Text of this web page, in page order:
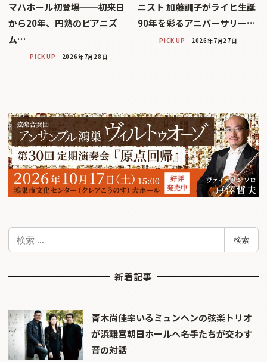
マハホール初登場──初来日
から20年、円熟のピアニズ
ム…
PICK UP 2026年7月28日
ニスト 加藤訓子がライヒ生誕
90年を彩るアニバーサリー…
PICK UP 2026年7月27日
検
検索
新着記事
青木尚佳率いるミュンヘンの弦楽トリオ
が浜離宮朝日ホールへ――名手たちが交わす
音の対話